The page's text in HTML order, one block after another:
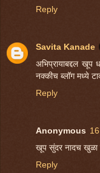
Reply
Savita Kanade
अभिप्रायाबद्दल खूप
नक्कीच ब्लॉग मध्ये
Reply
Anonymous
खूप सुंदर नादच खुळा
Reply